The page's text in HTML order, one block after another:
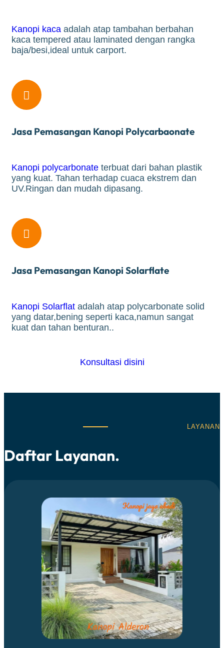
Kanopi kaca adalah atap tambahan berbahan
kaca tempered atau laminated dengan rangka
baja/besi,ideal untuk carport.

Jasa Pemasangan Kanopi Polycarbaonate
Kanopi polycarbonate terbuat dari bahan plastik
yang kuat. Tahan terhadap cuaca ekstrem dan
UV.Ringan dan mudah dipasang.

Jasa Pemasangan Kanopi Solarflate
Kanopi Solarflat adalah atap polycarbonate solid
yang datar,bening seperti kaca,namun sangat
kuat dan tahan benturan..
Konsultasi disini
LAYANAN
Daftar Layanan.